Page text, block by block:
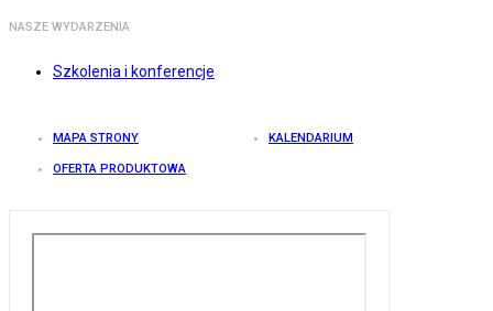
NASZE WYDARZENIA
Szkolenia i konferencje
MAPA STRONY KALENDARIUM
OFERTA PRODUKTOWA